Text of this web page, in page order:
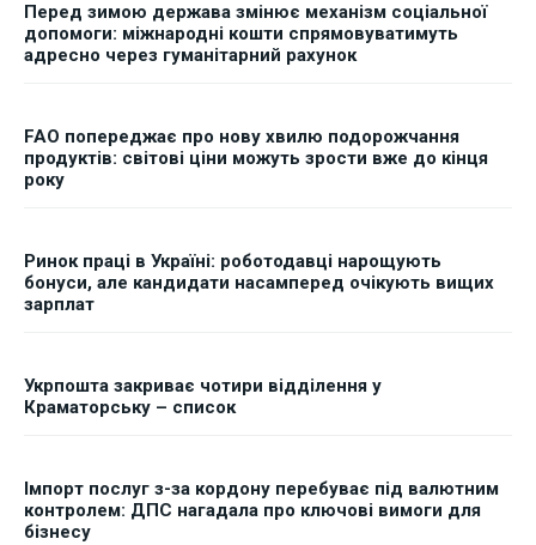
Перед зимою держава змінює механізм соціальної
допомоги: міжнародні кошти спрямовуватимуть
адресно через гуманітарний рахунок
FAO попереджає про нову хвилю подорожчання
продуктів: світові ціни можуть зрости вже до кінця
року
Ринок праці в Україні: роботодавці нарощують
бонуси, але кандидати насамперед очікують вищих
зарплат
Укрпошта закриває чотири відділення у
Краматорську – список
Імпорт послуг з-за кордону перебуває під валютним
контролем: ДПС нагадала про ключові вимоги для
бізнесу